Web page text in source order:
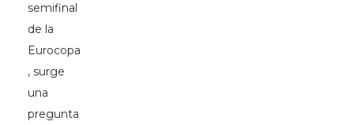
semifinal
de la
Eurocopa
, surge
una
pregunta